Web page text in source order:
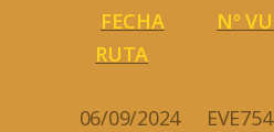
FECHA
Nº
RUTA
06/09/2024